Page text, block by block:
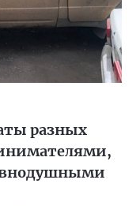
разных